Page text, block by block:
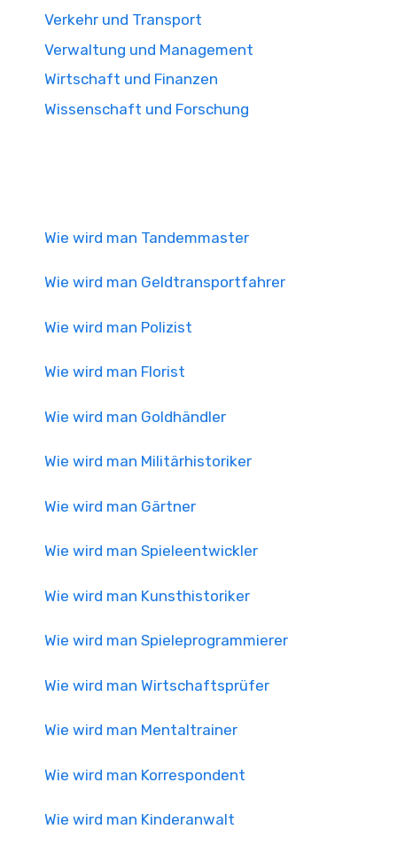
Verkehr und Transport
Verwaltung und Management
Wirtschaft und Finanzen
Wissenschaft und Forschung
Wie wird man Tandemmaster
Wie wird man Geldtransportfahrer
Wie wird man Polizist
Wie wird man Florist
Wie wird man Goldhändler
Wie wird man Militärhistoriker
Wie wird man Gärtner
Wie wird man Spieleentwickler
Wie wird man Kunsthistoriker
Wie wird man Spieleprogrammierer
Wie wird man Wirtschaftsprüfer
Wie wird man Mentaltrainer
Wie wird man Korrespondent
Wie wird man Kinderanwalt